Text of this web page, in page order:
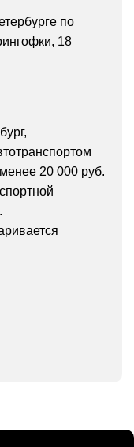
по
18
20 000 руб.